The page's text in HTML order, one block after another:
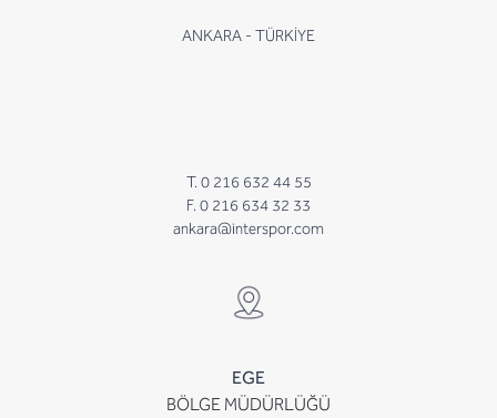
ANKARA - TÜRKİYE
T. 0 216 632 44 55
F. 0 216 634 32 33
ankara@interspor.com
EGE
BÖLGE MÜDÜRLÜĞÜ